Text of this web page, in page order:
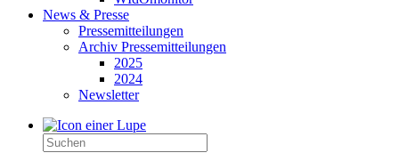
News & Presse
Pressemitteilungen
Archiv Pressemitteilungen
2025
2024
Newsletter